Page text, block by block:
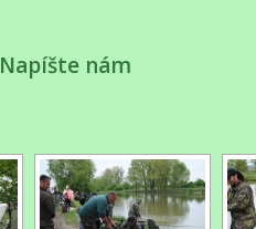
Napíšte nám